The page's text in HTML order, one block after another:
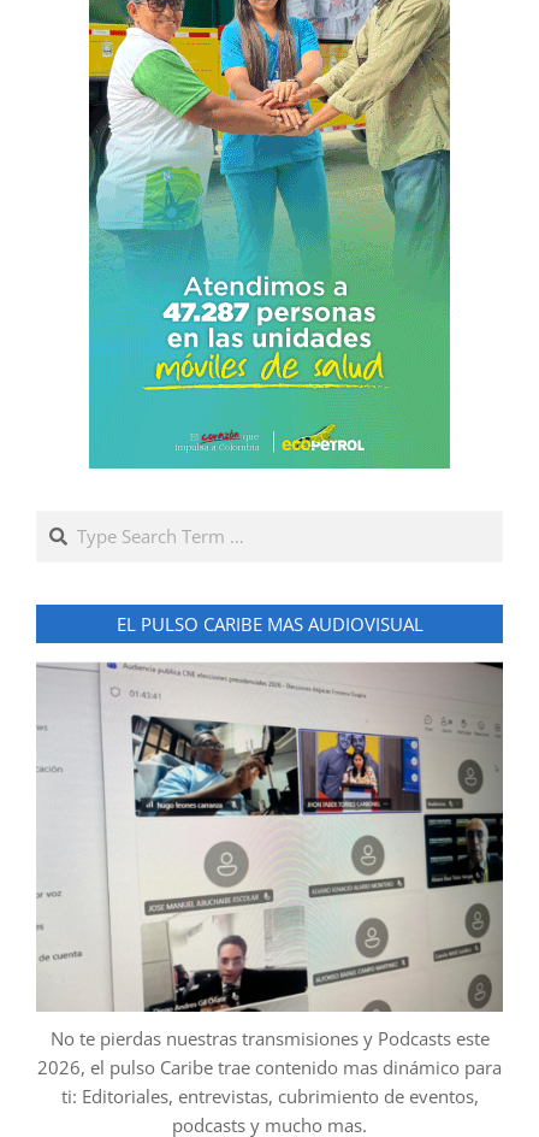
Search
EL PULSO CARIBE MAS AUDIOVISUAL
No te pierdas nuestras transmisiones y Podcasts este
2026, el pulso Caribe trae contenido mas dinámico para
ti: Editoriales, entrevistas, cubrimiento de eventos,
podcasts y mucho mas.